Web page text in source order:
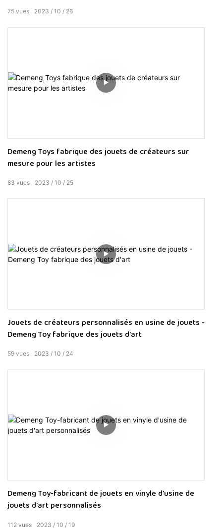
2023 10 26
75 vues
Demeng Toys fabrique des jouets de créateurs sur
mesure pour les artistes
2023 10 25
83 vues
Jouets de créateurs personnalisés en usine de jouets -
Demeng Toy fabrique des jouets d'art
2023 10 24
59 vues
Demeng Toy-fabricant de jouets en vinyle d'usine de
jouets d'art personnalisés
2023 10 19
112 vues